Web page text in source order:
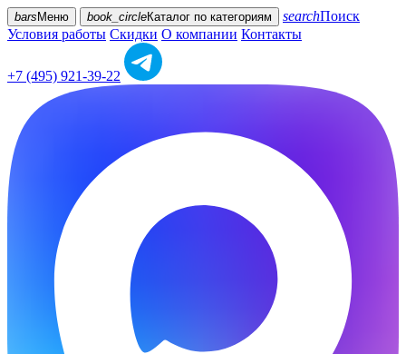
bars Меню book_circleКаталог по категориям searchПоиск
Условия работы Скидки О компании Контакты
+7 (495) 921-39-22